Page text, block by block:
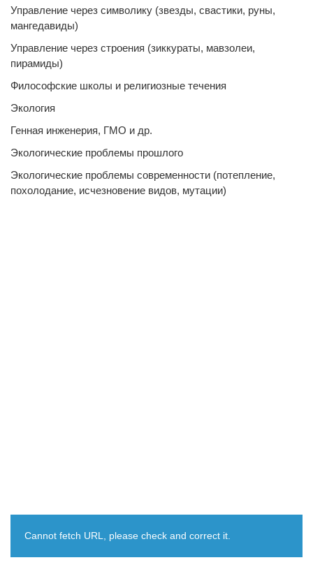
Управление через символику (звезды, свастики, руны,
мангедавиды)
Управление через строения (зиккураты, мавзолеи,
пирамиды)
Философские школы и религиозные течения
Экология
Генная инженерия, ГМО и др.
Экологические проблемы прошлого
Экологические проблемы современности (потепление,
похолодание, исчезновение видов, мутации)
Cannot fetch URL, please check and correct it.